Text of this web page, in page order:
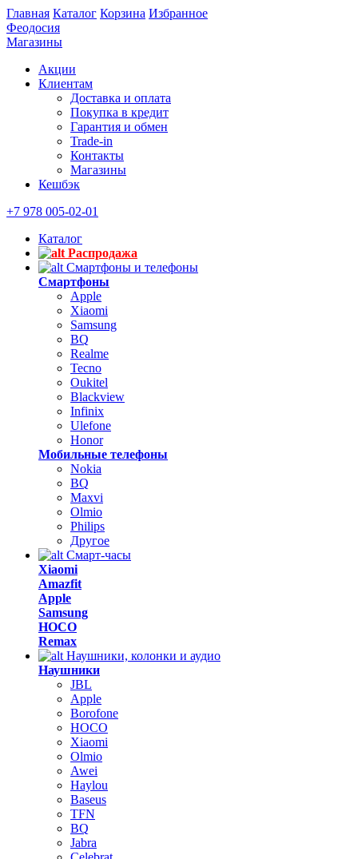
Главная Каталог Корзина Избранное
Феодосия
Магазины
Акции
Клиентам
Доставка и оплата
Покупка в кредит
Гарантия и обмен
Trade-in
Контакты
Магазины
Кешбэк
+7 978 005-02-01
Каталог
Распродажа
Смартфоны и телефоны
Смартфоны
Apple
Xiaomi
Samsung
BQ
Realme
Tecno
Oukitel
Blackview
Infinix
Ulefone
Honor
Мобильные телефоны
Nokia
BQ
Maxvi
Olmio
Philips
Другое
Смарт-часы
Xiaomi
Amazfit
Apple
Samsung
HOCO
Remax
Наушники, колонки и аудио
Наушники
JBL
Apple
Borofone
HOCO
Xiaomi
Olmio
Awei
Haylou
Baseus
TFN
BQ
Jabra